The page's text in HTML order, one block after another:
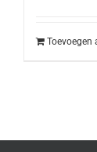
Toevoegen